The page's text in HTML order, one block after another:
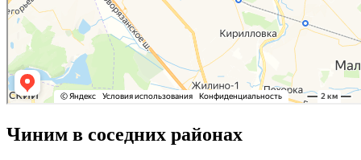
Чиним в соседних районах